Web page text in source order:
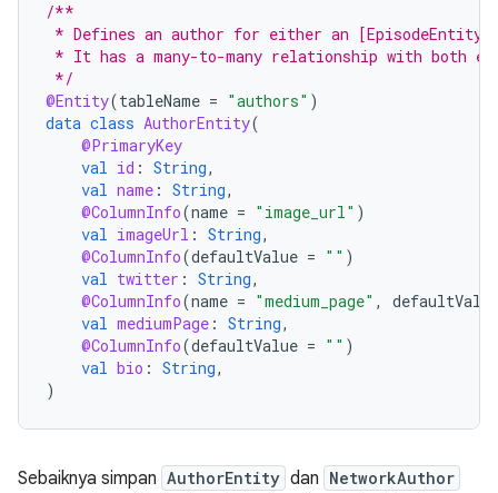
/**
* Defines an author for either an [EpisodeEntity]
* It has a many-to-many relationship with both
*/
@Entity(tableName = "authors" )
data class AuthorEntity(
@PrimaryKey
val id : String,
val name : String,
@ColumnInfo(name = "image_url" )
val imageUrl : String,
@ColumnInfo(defaultValue = "" )
val twitter : String,
@ColumnInfo(name = "medium_page" ,
defaultValue
val mediumPage : String,
@ColumnInfo(defaultValue = "" )
val bio : String,
)
Sebaiknya simpan AuthorEntity dan NetworkAuthor